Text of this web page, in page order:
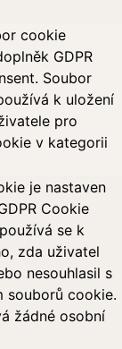
cookie
GDPR
Soubor
k uložení
pro
v kategorii
je nastaven
Cookie
se k
zda uživatel
nesouhlasil s
souborů cookie.
žádné osobní